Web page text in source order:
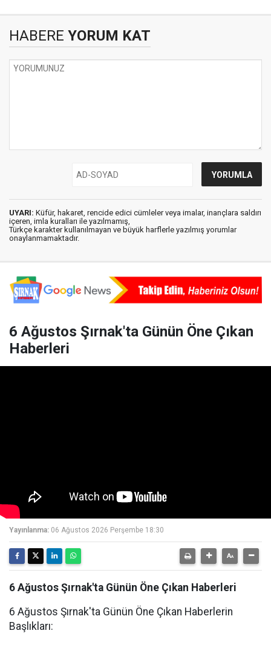
HABERE YORUM KAT
UYARI: Küfür, hakaret, rencide edici cümleler veya imalar, inançlara saldırı
içeren, imla kuralları ile yazılmamış,
Türkçe karakter kullanılmayan ve büyük harflerle yazılmış yorumlar
onaylanmamaktadır.
6 Ağustos Şırnak'ta Günün Öne Çıkan
Haberleri
Yayınlanma: 06 Ağustos 2026 Perşembe 18:30
6 Ağustos Şırnak'ta Günün Öne Çıkan Haberleri
6 Ağustos Şırnak'ta Günün Öne Çıkan Haberlerin
Başlıkları: